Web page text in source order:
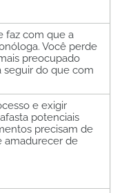
faz com que a
Você perde
preocupado
seguir do que com
e exigir
potenciais
precisam de
amadurecer de